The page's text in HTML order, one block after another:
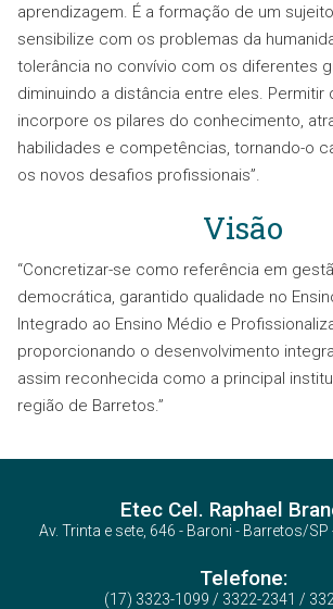
aprendizagem. É a formação de um
sensibilize com os problemas da
tolerância no convívio com os diferentes
diminuindo a distância entre eles. Permitir
incorpore os pilares do conhecimento,
habilidades e competências, tornando-o
os novos desafios profissionais”.
Visão
“Concretizar-se como referência em
democrática, garantido qualidade no
Integrado ao Ensino Médio e
proporcionando o desenvolvimento
assim reconhecida como a principal
região de Barretos.”
Etec Cel. Raphael
Av. Trinta e sete, 646 - Baroni - Barretos/SP
Telefone:
(17) 3323-1099 / 3322-2341 /